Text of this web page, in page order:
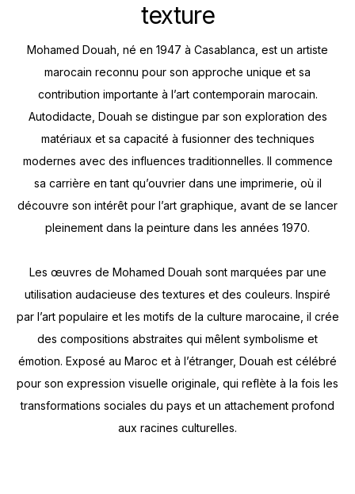
texture
Mohamed Douah, né en 1947 à Casablanca, est un artiste
marocain reconnu pour son approche unique et sa
contribution importante à l’art contemporain marocain.
Autodidacte, Douah se distingue par son exploration des
matériaux et sa capacité à fusionner des techniques
modernes avec des influences traditionnelles. Il commence
sa carrière en tant qu’ouvrier dans une imprimerie, où il
découvre son intérêt pour l’art graphique, avant de se lancer
pleinement dans la peinture dans les années 1970.
Les œuvres de Mohamed Douah sont marquées par une
utilisation audacieuse des textures et des couleurs. Inspiré
par l’art populaire et les motifs de la culture marocaine, il crée
des compositions abstraites qui mêlent symbolisme et
émotion. Exposé au Maroc et à l’étranger, Douah est célébré
pour son expression visuelle originale, qui reflète à la fois les
transformations sociales du pays et un attachement profond
aux racines culturelles.